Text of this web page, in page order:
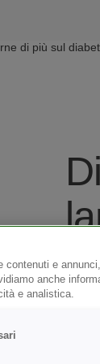
di più sul
Il
contenuti e
anche
e analistica.